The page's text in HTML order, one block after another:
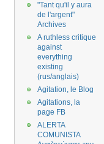
"Tant qu'il y aura
de l'argent"
Archives
A ruthless critique
against
everything
existing
(rus/anglais)
Agitation, le Blog
Agitations, la
page FB
ALERTA
COMUNISTA